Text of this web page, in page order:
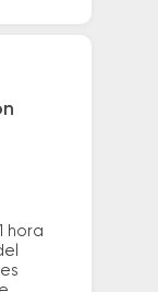
hora